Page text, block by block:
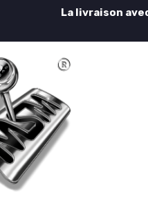
La livraison